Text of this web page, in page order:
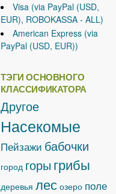
Visa (via PayPal (USD,
EUR), ROBOKASSA - ALL)
American Express (via
PayPal (USD, EUR))
ТЭГИ ОСНОВНОГО
КЛАССИФИКАТОРА
Другое
Насекомые
Пейзажи бабочки
город горы грибы
деревья лес озеро поле